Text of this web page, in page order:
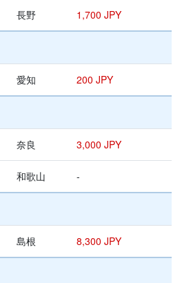
長野 1,700 JPY
愛知 200 JPY
奈良 3,000 JPY
和歌山 -
島根 8,300 JPY